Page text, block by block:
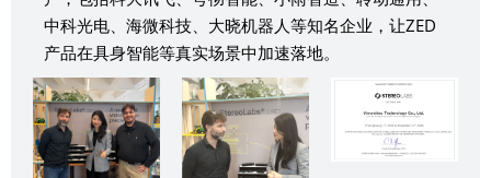
中科光电、海微科技、大晓机器人等知名企业，让ZED
产品在具身智能等真实场景中加速落地。